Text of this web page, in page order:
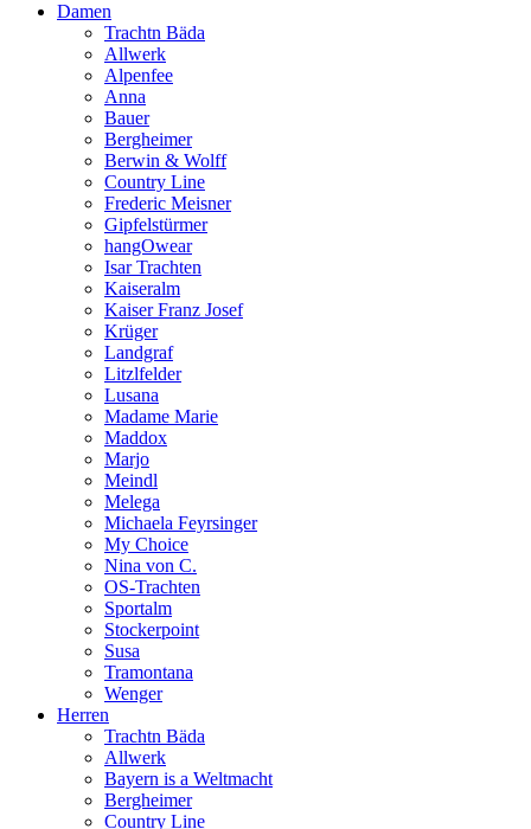
Damen
Trachtn Bäda
Allwerk
Alpenfee
Anna
Bauer
Bergheimer
Berwin & Wolff
Country Line
Frederic Meisner
Gipfelstürmer
hangOwear
Isar Trachten
Kaiseralm
Kaiser Franz Josef
Krüger
Landgraf
Litzlfelder
Lusana
Madame Marie
Maddox
Marjo
Meindl
Melega
Michaela Feyrsinger
My Choice
Nina von C.
OS-Trachten
Sportalm
Stockerpoint
Susa
Tramontana
Wenger
Herren
Trachtn Bäda
Allwerk
Bayern is a Weltmacht
Bergheimer
Country Line